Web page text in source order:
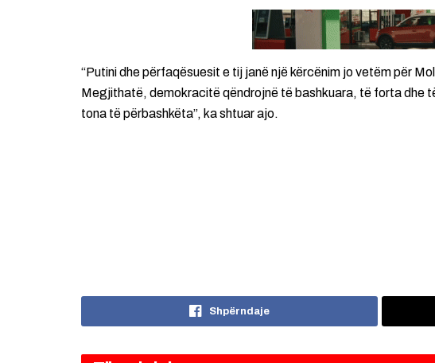
“Putini dhe përfaqësuesit e tij janë një kërcënim jo vetëm për
Megjithatë, demokracitë qëndrojnë të bashkuara, të forta dhe
tona të përbashkëta”, ka shtuar ajo.
Shpërndaje